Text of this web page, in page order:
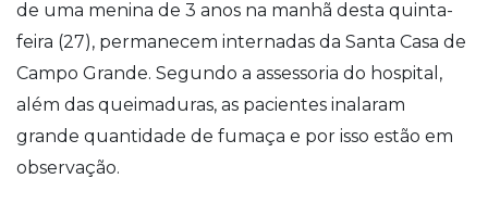
de uma menina de 3 anos na manhã desta quinta-
feira (27), permanecem internadas da Santa Casa de
Campo Grande. Segundo a assessoria do hospital,
além das queimaduras, as pacientes inalaram
grande quantidade de fumaça e por isso estão em
observação.